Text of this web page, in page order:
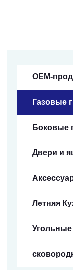
OEM-
Газовые
Боковые
Двери и
Летняя
Угольные